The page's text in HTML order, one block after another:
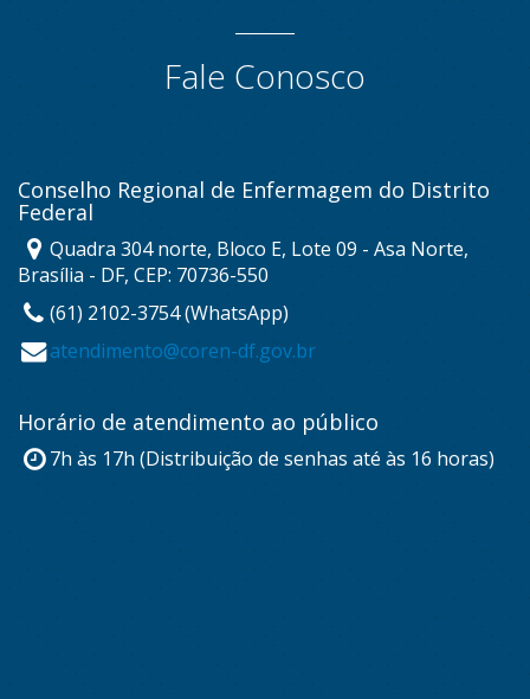
Fale Conosco
Conselho Regional de Enfermagem do Distrito
Federal
Quadra 304 norte, Bloco E, Lote 09 - Asa Norte,
Brasília - DF, CEP: 70736-550
(61) 2102-3754 (WhatsApp)
atendimento@coren-df.gov.br
Horário de atendimento ao público
7h às 17h (Distribuição de senhas até às 16 horas)